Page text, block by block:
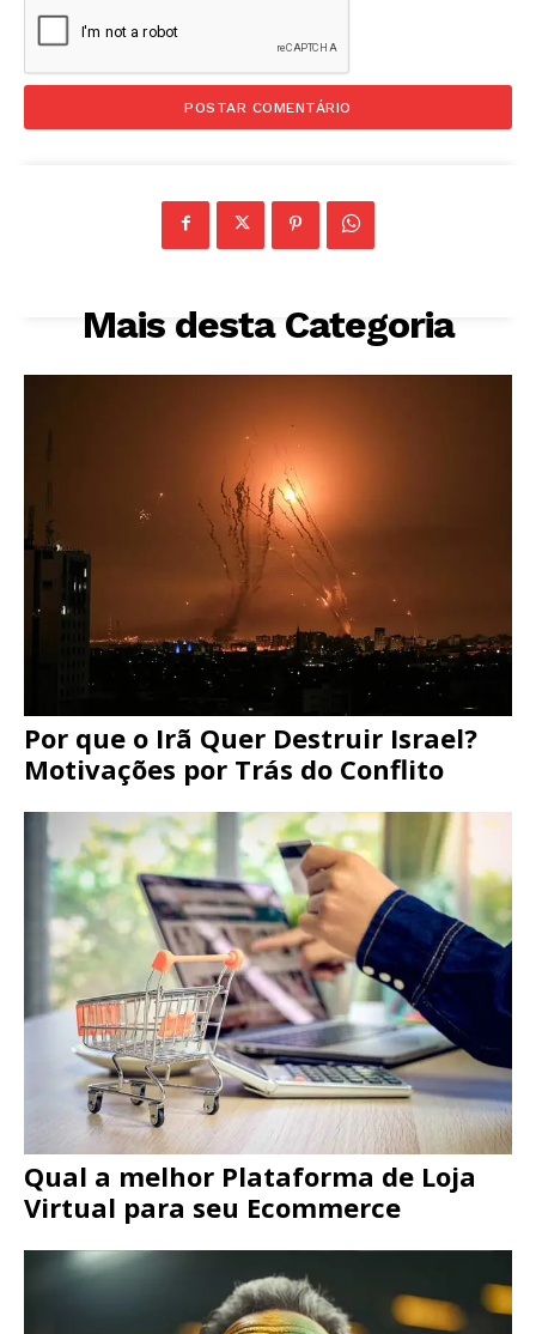
Mais desta Categoria
Por que o Irã Quer Destruir Israel?
Motivações por Trás do Conflito
Qual a melhor Plataforma de Loja
Virtual para seu Ecommerce